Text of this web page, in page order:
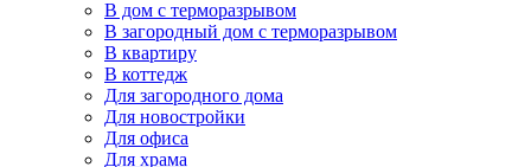
В дом с терморазрывом
В загородный дом с терморазрывом
В квартиру
В коттедж
Для загородного дома
Для новостройки
Для офиса
Для храма